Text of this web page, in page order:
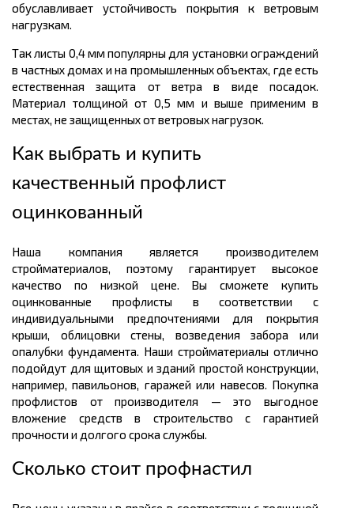
обуславливает устойчивость покрытия к ветровым
нагрузкам.
Так листы 0,4 мм популярны для установки ограждений
в частных домах и на промышленных объектах, где есть
естественная защита от ветра в виде посадок.
Материал толщиной от 0,5 мм и выше применим в
местах, не защищенных от ветровых нагрузок.
Как выбрать и купить
качественный профлист
оцинкованный
Наша компания является производителем
стройматериалов, поэтому гарантирует высокое
качество по низкой цене. Вы сможете купить
оцинкованные профлисты в соответствии с
индивидуальными предпочтениями для покрытия
крыши, облицовки стены, возведения забора или
опалубки фундамента. Наши стройматериалы отлично
подойдут для щитовых и зданий простой конструкции,
например, павильонов, гаражей или навесов. Покупка
профлистов от производителя — это выгодное
вложение средств в строительство с гарантией
прочности и долгого срока службы.
Сколько стоит профнастил